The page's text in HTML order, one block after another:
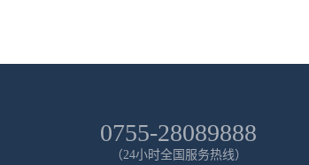
0755-28089888
（24小时全国服务热线）